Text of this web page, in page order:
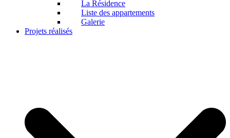
La Résidence
Liste des appartements
Galerie
Projets réalisés